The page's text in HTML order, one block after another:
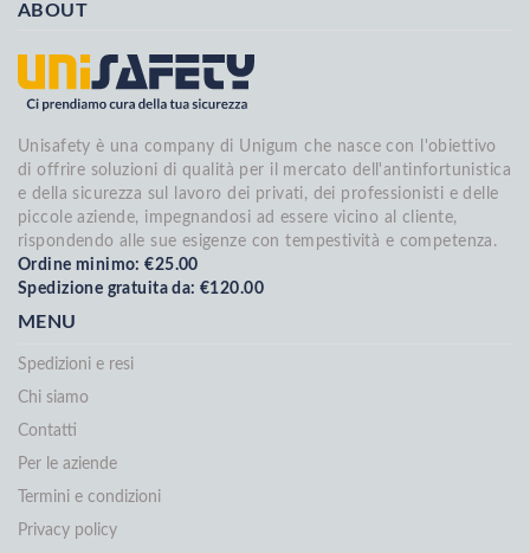
ABOUT
Unisafety è una company di Unigum che nasce con l'obiettivo
di offrire soluzioni di qualità per il mercato dell'antinfortunistica
e della sicurezza sul lavoro dei privati, dei professionisti e delle
piccole aziende, impegnandosi ad essere vicino al cliente,
rispondendo alle sue esigenze con tempestività e competenza.
Ordine minimo: €25.00
Spedizione gratuita da: €120.00
MENU
Spedizioni e resi
Chi siamo
Contatti
Per le aziende
Termini e condizioni
Privacy policy